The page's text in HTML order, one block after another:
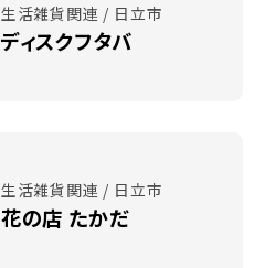
生活雑貨関連 / 日立市
ディスクフタバ
生活雑貨関連 / 日立市
花の店 たかだ